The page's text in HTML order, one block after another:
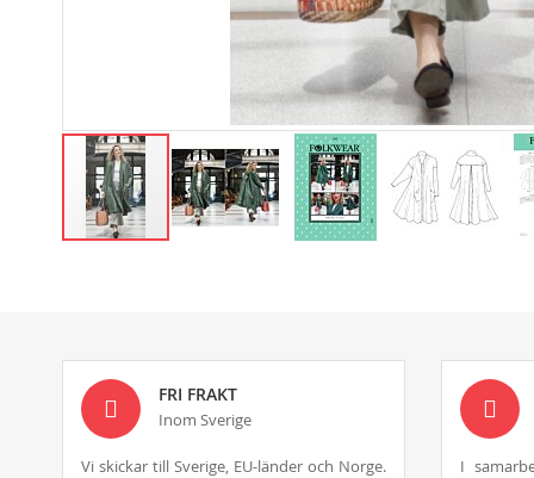
the
images
gallery
FRI FRAKT
Inom Sverige
Vi skickar till Sverige, EU-länder och Norge.
I